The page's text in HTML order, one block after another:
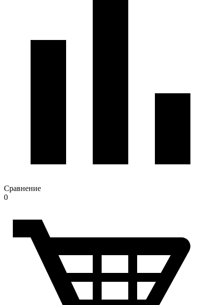
Сравнение
0